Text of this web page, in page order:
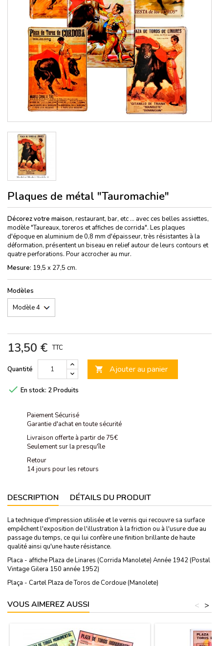
Plaques de métal "Tauromachie"
Décorez votre maison, restaurant, bar, etc ... avec ces belles assiettes,
modèle "Taureaux, toreros et affiches de corrida". Les plaques
d'époque en aluminium de 0,8 mm d'épaisseur, très résistantes à la
déformation, présentent un biseau en relief autour de leurs contours et
quatre perforations. Pour accrocher au mur.
Mesure: 19,5 x 27,5 cm.
Modèles
13,50 € TTC
Quantité  Ajouter au panier
 En stock: 2 Produits
Paiement Sécurisé
Garantie d'achat en toute sécurité
Livraison offerte à partir de 75€
Seulement sur la presqu'île
Retour
14 jours pour les retours
DESCRIPTION DÉTAILS DU PRODUIT
La technique d'impression utilisée et le vernis qui recouvre sa surface
empêchent l'exposition de l'illustration à la friction ou à l'usure due au
passage du temps, ce qui lui confère une finition brillante de haute
qualité ainsi qu'une haute résistance.
Placa - affiche Plaza de Linares (Corrida Manolete) Année 1942 (Postal
Vintage Gilera 150 année 1952)
Plaça - Cartel Plaza de Toros de Cordoue (Manolete)
VOUS AIMEREZ AUSSI >
<